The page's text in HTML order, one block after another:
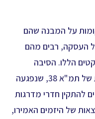
קומות על המבנה שהם
העסקה, רבים מהם
הללו. הסיבה
העיקרית לכך היא הכדאיות הכלכלית של תמ"א 38, שנפגעה
להתקין חדרי מדרגות
של היזמים האמירו,